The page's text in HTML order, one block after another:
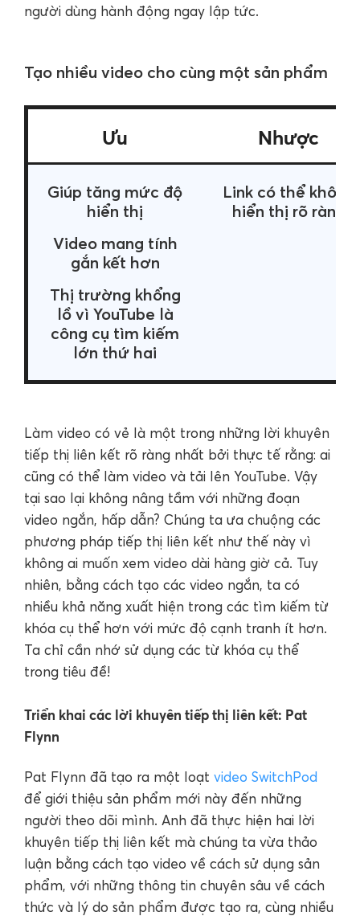
người dùng hành động ngay lập tức.
Tạo nhiều video cho cùng một sản phẩm
Ưu Nhược
Giúp tăng mức độ
hiển thị
Link có thể không
hiển thị rõ ràng
Video mang tính
gắn kết hơn
Thị trường khổng
lồ vì YouTube là
công cụ tìm kiếm
lớn thứ hai
Làm video có vẻ là một trong những lời khuyên
tiếp thị liên kết rõ ràng nhất bởi thực tế rằng: ai
cũng có thể làm video và tải lên YouTube. Vậy
tại sao lại không nâng tầm với những đoạn
video ngắn, hấp dẫn? Chúng ta ưa chuộng các
phương pháp tiếp thị liên kết như thế này vì
không ai muốn xem video dài hàng giờ cả. Tuy
nhiên, bằng cách tạo các video ngắn, ta có
nhiều khả năng xuất hiện trong các tìm kiếm từ
khóa cụ thể hơn với mức độ cạnh tranh ít hơn.
Ta chỉ cần nhớ sử dụng các từ khóa cụ thể
trong tiêu đề!
Triển khai các lời khuyên tiếp thị liên kết: Pat
Flynn
Pat Flynn đã tạo ra một loạt video SwitchPod
để giới thiệu sản phẩm mới này đến những
người theo dõi mình. Anh đã thực hiện hai lời
khuyên tiếp thị liên kết mà chúng ta vừa thảo
luận bằng cách tạo video về cách sử dụng sản
phẩm, với những thông tin chuyên sâu về cách
thức và lý do sản phẩm được tạo ra, cùng nhiều